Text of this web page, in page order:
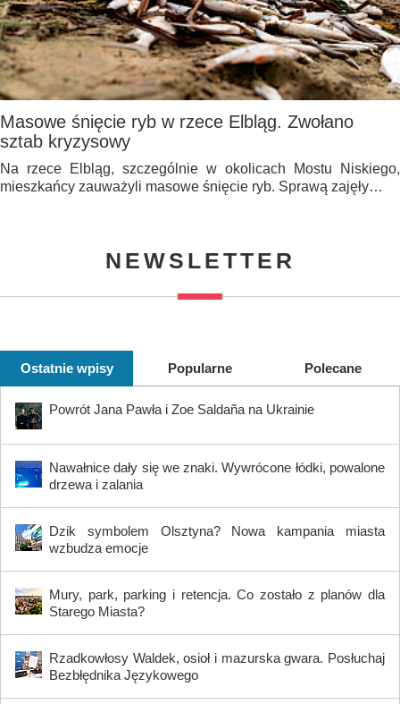
Masowe śnięcie ryb w rzece Elbląg. Zwołano
sztab kryzysowy
Na rzece Elbląg, szczególnie w okolicach Mostu Niskiego,
mieszkańcy zauważyli masowe śnięcie ryb. Sprawą zajęły…
NEWSLETTER
Ostatnie wpisy Popularne Polecane
Powrót Jana Pawła i Zoe Saldaña na Ukrainie
Nawałnice dały się we znaki. Wywrócone łódki, powalone
drzewa i zalania
Dzik symbolem Olsztyna? Nowa kampania miasta
wzbudza emocje
Mury, park, parking i retencja. Co zostało z planów dla
Starego Miasta?
Rzadkowłosy Waldek, osioł i mazurska gwara. Posłuchaj
Bezbłędnika Językowego